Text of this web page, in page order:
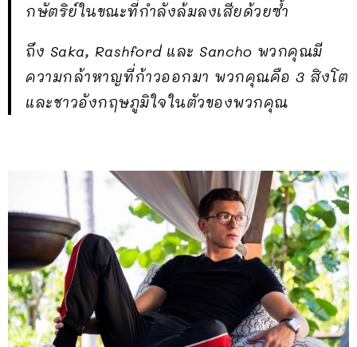
กษัตริย์ในขณะที่กำลังล้มลงเสียด้วยซ้ำ
ถึง Saka, Rashford และ Sancho พวกคุณมี
ความกล้าหาญที่ก้าวออกมา พวกคุณคือ 3 สิงโต
และชาวอังกฤษภูมิใจในตัวของพวกคุณ